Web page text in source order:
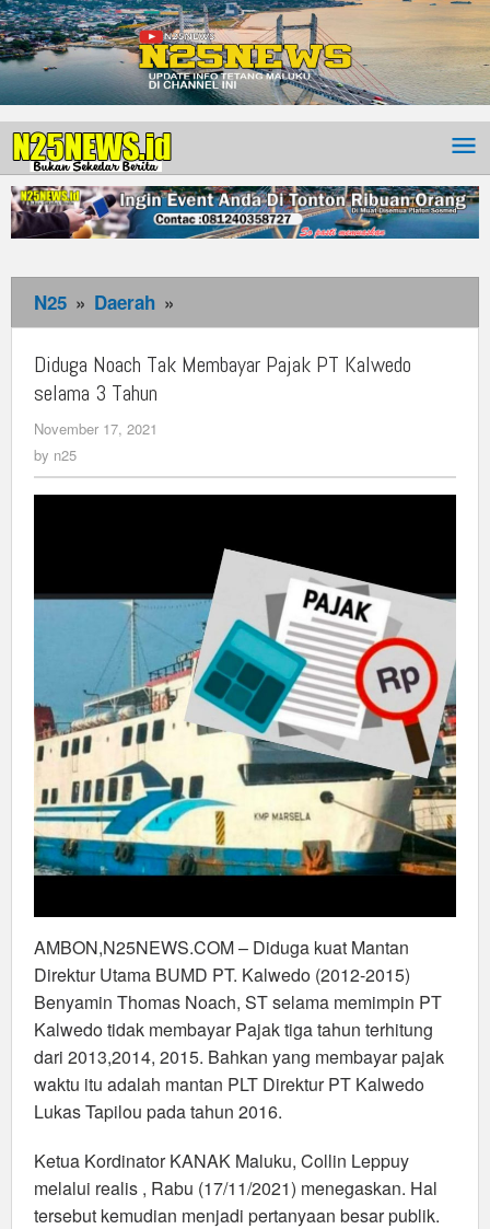
N25 » Daerah »
Noach
Tak
Membayar
selama
Tahun
Diduga Noach Tak Membayar Pajak PT Kalwedo
selama 3 Tahun
November 17, 2021
by n25
AMBON,N25NEWS.COM – Diduga kuat Mantan
Direktur Utama BUMD PT. Kalwedo (2012-2015)
Benyamin Thomas Noach, ST selama memimpin PT
Kalwedo tidak membayar Pajak tiga tahun terhitung
dari 2013,2014, 2015. Bahkan yang membayar pajak
waktu itu adalah mantan PLT Direktur PT Kalwedo
Lukas Tapilou pada tahun 2016.
Ketua Kordinator KANAK Maluku, Collin Leppuy
melalui realis , Rabu (17/11/2021) menegaskan. Hal
tersebut kemudian menjadi pertanyaan besar publik.